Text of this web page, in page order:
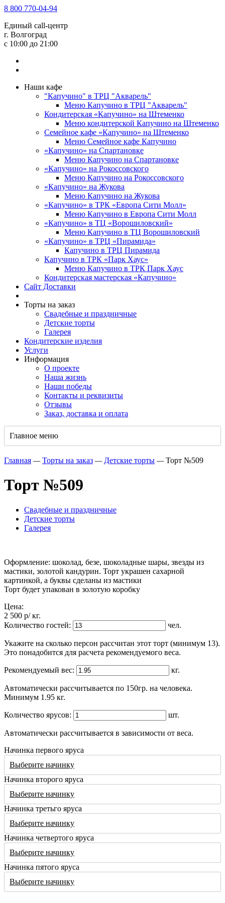
8 800 770-04-94
Единый call-центр
г. Волгоград
c 10:00 до 21:00
Наши кафе
"Капучино" в ТРЦ "Акварель"
Меню Капучино в ТРЦ "Акварель"
Кондитерская «Капучино» на Штеменко
Меню кондитерской Капучино на Штеменко
Семейное кафе «Капучино» на Штеменко
Меню Семейное кафе Капучино
«Капучино» на Спартановке
Меню Капучино на Спартановке
«Капучино» на Рокоссовского
Меню Капучино на Рокоссовского
«Капучино» на Жукова
Меню Капучино на Жукова
«Капучино» в ТРК «Европа Cити Молл»
Меню Капучино в Европа Сити Молл
«Капучино» в ТЦ «Ворошиловский»
Меню Капучино в ТЦ Ворошиловский
«Капучино» в ТРЦ «Пирамида»
Капучино в ТРЦ Пирамида
Капучино в ТРК «Парк Хаус»
Меню Капучино в ТРК Парк Хаус
Кондитерская мастерская «Капучино»
Сайт Доставки
Торты на заказ
Свадебные и праздничные
Детские торты
Галерея
Кондитерские изделия
Услуги
Информация
О проекте
Наша жизнь
Наши победы
Контакты и реквизиты
Отзывы
Заказ, доставка и оплата
Главное меню
Главная — Торты на заказ — Детские торты — Торт №509
Торт №509
Свадебные и праздничные
Детские торты
Галерея
Оформление: шоколад, безе, шоколадные шары, звезды из
мастики, золотой кандурин. Торт украшен сахарной
картинкой, а буквы сделаны из мастики
Торт будет упакован в золотую коробку
Цена:
2 500 p/ кг.
Количество гостей:
чел.
Укажите на сколько персон рассчитан этот торт (минимум 13).
Это понадобится для расчета рекомендуемого веса.
Рекомендуемый вес: кг.
Автоматически рассчитывается по 150гр. на человека.
Минимум 1.95 кг.
Количество ярусов: шт.
Автоматически рассчитывается в зависимости от веса.
Начинка первого яруса
Выберите начинку
Начинка второго яруса
Выберите начинку
Начинка третьго яруса
Выберите начинку
Начинка четвертого яруса
Выберите начинку
Начинка пятого яруса
Выберите начинку